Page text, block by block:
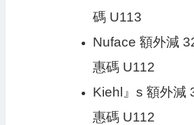
碼 U113
Nuface 額外減
惠碼 U112
Kiehl』s 額外減
惠碼 U112